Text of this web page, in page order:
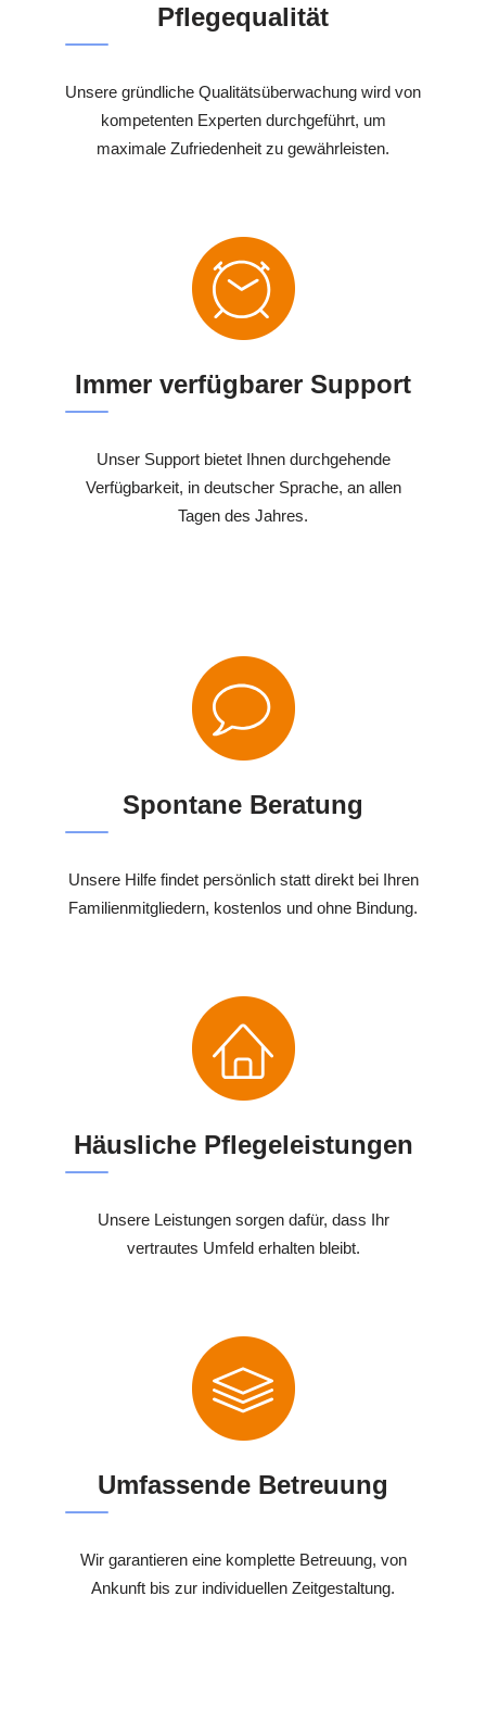
Pflegequalität
Unsere gründliche Qualitätsüberwachung wird von
kompetenten Experten durchgeführt, um
maximale Zufriedenheit zu gewährleisten.
Immer verfügbarer Support
Unser Support bietet Ihnen durchgehende
Verfügbarkeit, in deutscher Sprache, an allen
Tagen des Jahres.
Spontane Beratung
Unsere Hilfe findet persönlich statt direkt bei Ihren
Familienmitgliedern, kostenlos und ohne Bindung.
Häusliche Pflegeleistungen
Unsere Leistungen sorgen dafür, dass Ihr
vertrautes Umfeld erhalten bleibt.
Umfassende Betreuung
Wir garantieren eine komplette Betreuung, von
Ankunft bis zur individuellen Zeitgestaltung.